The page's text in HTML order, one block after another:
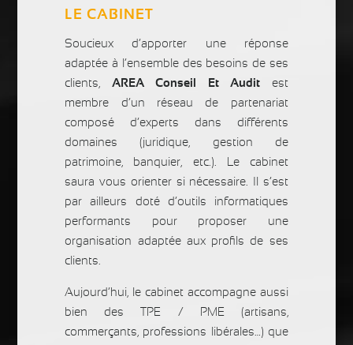
LE CABINET
Soucieux d’apporter une réponse
adaptée à l’ensemble des besoins de ses
clients,AREA Conseil Et Auditest
membre d’un réseau de partenariat
composé d’experts dans différents
domaines (juridique, gestion de
patrimoine, banquier, etc.). Le cabinet
saura vous orienter si nécessaire. Il s’est
par ailleurs doté d’outils informatiques
performants pour proposer une
organisation adaptée aux profils de ses
clients.
Aujourd’hui, le cabinet accompagne aussi
bien des TPE / PME (artisans,
commerçants, professions libérales…) que